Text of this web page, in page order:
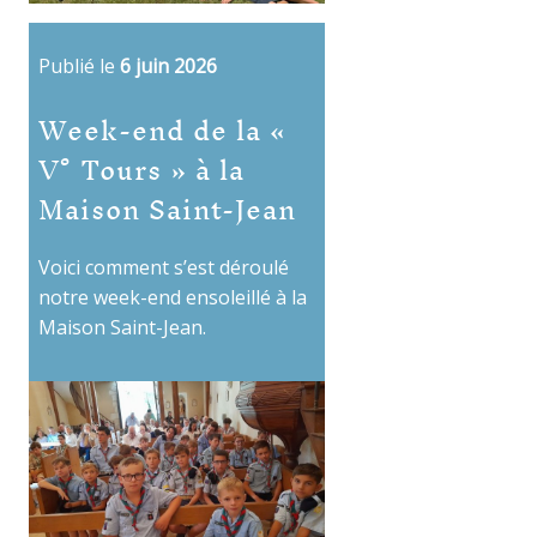
Publié le 6 juin 2026
Week-end de la «
V° Tours » à la
Maison Saint-Jean
Voici comment s’est déroulé
notre week-end ensoleillé à la
Maison Saint-Jean.